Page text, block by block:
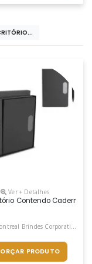
Em Rpet E Detalhe Em
Ver + Detalhes
Contendo Caderno
Brindes Corporativos
ORÇAR PRODUTO